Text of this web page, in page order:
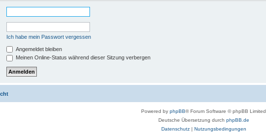
Ich habe mein Passwort vergessen
Angemeldet bleiben
Meinen Online-Status während dieser Sitzung verbergen
Powered by phpBB® Forum Software © phpBB Limited
Deutsche Übersetzung durch phpBB.de
Datenschutz| Nutzungsbedingungen